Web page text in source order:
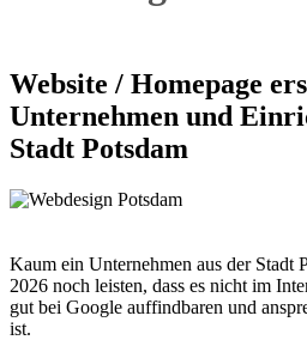
Website / Homepage
Unternehmen und
Stadt Potsdam
Kaum ein Unternehmen aus der Stadt
2026 noch leisten, dass es nicht im
gut bei Google auffindbaren und
ist.